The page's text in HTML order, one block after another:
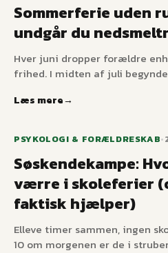
Sommerferie uden
undgår du
Hver juni dropper forældre
frihed. I midten af juli
falder fra hinanden uden
føles som skole.
Læs mere
PSYKOLOGI & FORÆLDRESKAB•
Søskendekampe:
værre i skoleferier
faktisk hjælper)
Elleve timer sammen, ingen
10 om morgenen er de i